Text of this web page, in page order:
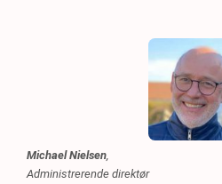
Michael Nielsen,
Administrerende direktør